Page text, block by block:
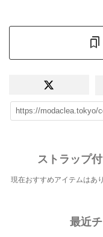
ストラップ
現在おすすめアイテムはあ
最近